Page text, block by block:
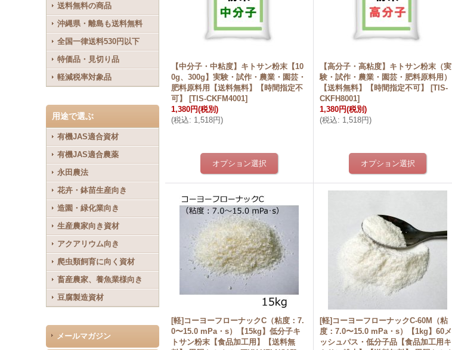
送料無料の商品
沖縄県・離島も送料無料
全国一律送料530円以下
特価品・見切り品
軽減税率対象品
用途で選ぶ
有機JAS適合資材
有機JAS適合農薬
永田農法
花卉・鉢苗生産向き
造園・緑化業向き
生産農家向き資材
アクアリウム向き
爬虫類飼育に向く資材
畜産農家、養魚業様向き
豆腐製造資材
メールマガジン
【中分子・中粘度】キトサン粉末【10
0g、300g】実験・試作・農業・園芸・
肥料原料用【送料無料】【時間指定不
可】
[TIS-CKFM4001]
1,380円(税別)
(税込: 1,518円)
【高分子・高粘度】キトサン粉末（実
験・試作・農業・園芸・肥料原料用）
【送料無料】【時間指定不可】
[TIS-
CKFH8001]
1,380円(税別)
(税込: 1,518円)
[軽]コーヨーフローナックC（粘度：7.
0〜15.0 mPa・s）【15kg】低分子キ
トサン粉末【食品加工用】【送料無
[軽]コーヨーフローナックC-60M（粘
度：7.0〜15.0 mPa・s）【1kg】60メ
ッシュパス・低分子品【食品加工用キ